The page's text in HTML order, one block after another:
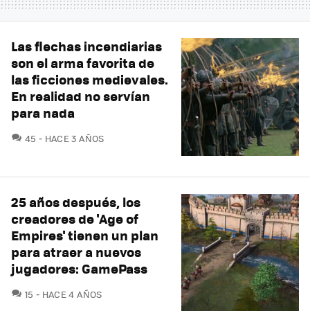
Las flechas incendiarias
son el arma favorita de
las ficciones medievales.
En realidad no servían
para nada
45 COMENTARIOS
HACE 3 AÑOS
25 años después, los
creadores de 'Age of
Empires' tienen un plan
para atraer a nuevos
jugadores: GamePass
15 COMENTARIOS
HACE 4 AÑOS